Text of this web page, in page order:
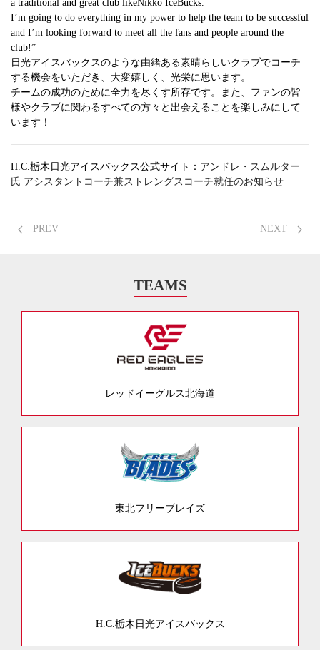
a traditional and great club likeNikko IceBucks.
I’m going to do everything in my power to help the team to be successful
and I’m looking forward to meet all the fans and people around the
club!”
日光アイスバックスのような由緒ある素晴らしいクラブでコーチ
する機会をいただき、大変嬉しく、光栄に思います。
チームの成功のために全力を尽くす所存です。また、ファンの皆
様やクラブに関わるすべての方々と出会えることを楽しみにして
います！
H.C.栃木日光アイスバックス公式サイト： アンドレ・スムルター
氏 アシスタントコーチ兼ストレングスコーチ就任のお知らせ
PREV NEXT
TEAMS
レッドイーグルス北海道
東北フリーブレイズ
H.C.栃木日光アイスバックス